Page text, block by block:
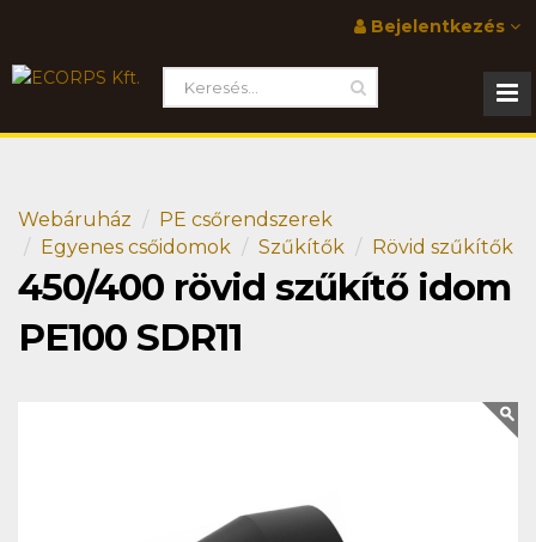
Bejelentkezés
Webáruház
PE csőrendszerek
Egyenes csőidomok
Szűkítők Rövid szűkítők
450/400 rövid szűkítő idom
PE100 SDR11